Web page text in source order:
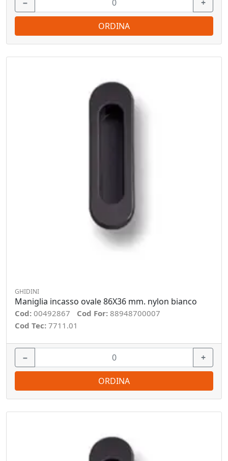
− +
ORDINA
GHIDINI
Maniglia incasso ovale 86X36 mm. nylon bianco
Cod: 00492867 Cod For: 88948700007
Cod Tec: 7711.01
− +
ORDINA